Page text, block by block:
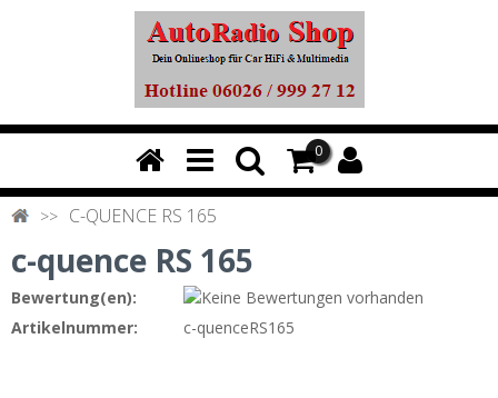
0
C-QUENCE RS 165
c-quence RS 165
Bewertung(en):
Artikelnummer:
c-quenceRS165